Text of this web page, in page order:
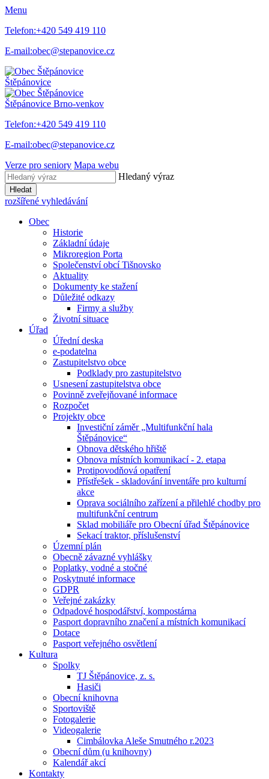
Menu
Telefon:+420 549 419 110
E-mail:obec@stepanovice.cz
Štěpánovice
Štěpánovice Brno-venkov
Telefon:+420 549 419 110
E-mail:obec@stepanovice.cz
Verze pro seniory Mapa webu
Hledaný výraz
Hledat
rozšířené vyhledávání
Obec
Historie
Základní údaje
Mikroregion Porta
Společenství obcí Tišnovsko
Aktuality
Dokumenty ke stažení
Důležité odkazy
Firmy a služby
Životní situace
Úřad
Úřední deska
e-podatelna
Zastupitelstvo obce
Podklady pro zastupitelstvo
Usnesení zastupitelstva obce
Povinně zveřejňované informace
Rozpočet
Projekty obce
Investiční záměr „Multifunkční hala
Štěpánovice“
Obnova dětského hřiště
Obnova místních komunikací - 2. etapa
Protipovodňová opatření
Přístřešek - skladování inventáře pro kulturní
akce
Oprava sociálního zařízení a přilehlé chodby pro
multifunkční centrum
Sklad mobiliáře pro Obecní úřad Štěpánovice
Sekací traktor, příslušenství
Územní plán
Obecně závazné vyhlášky
Poplatky, vodné a stočné
Poskytnuté informace
GDPR
Veřejné zakázky
Odpadové hospodářství, kompostárna
Pasport dopravního značení a místních komunikací
Dotace
Pasport veřejného osvětlení
Kultura
Spolky
TJ Štěpánovice, z. s.
Hasiči
Obecní knihovna
Sportoviště
Fotogalerie
Videogalerie
Cimbálovka Aleše Smutného r.2023
Obecní dům (u knihovny)
Kalendář akcí
Kontakty